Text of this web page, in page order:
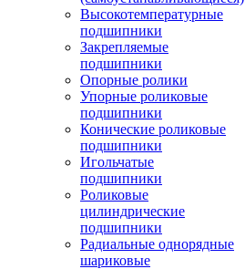
Высокотемпературные
подшипники
Закрепляемые
подшипники
Опорные ролики
Упорные роликовые
подшипники
Конические роликовые
подшипники
Игольчатые
подшипники
Роликовые
цилиндрические
подшипники
Радиальные однорядные
шариковые